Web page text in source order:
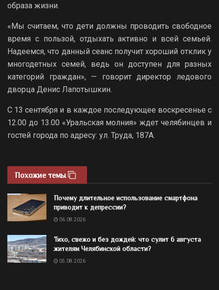
образа жизни.
«Мы считаем, что дети должны проводить свободное
время с пользой, отдыхать активно и всей семьей.
Надеемся, что данный сеанс получит хороший отклик у
многодетных семей, ведь он доступен для разных
категорий граждан», — говорит директор ледового
дворца Денис Лапотышкин.
С 13 сентября и в каждое последующее воскресенье с
12.00 до 13.00 «Уральская молния» ждет челябинцев и
гостей города по адресу: ул. Труда, 187А.
Похожие темы
Почему длительное использование смартфона
приводит к депрессии?
06.08.2026
Тихо, свежо и без дождей: что сулит 6 августа
жителям Челябинской области?
05.08.2026